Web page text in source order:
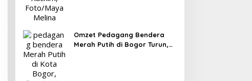
Omzet Pedagang Bendera
Merah Putih di Bogor Turun,